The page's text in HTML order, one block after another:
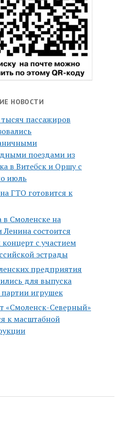
НОВОСТИ
пассажиров
поездами из
в Витебск и Оршу с
июль
ГТО готовится к
в Смоленске на
состоится
с участием
эстрады
предприятия
для выпуска
игрушек
«Смоленск-Северный»
к масштабной